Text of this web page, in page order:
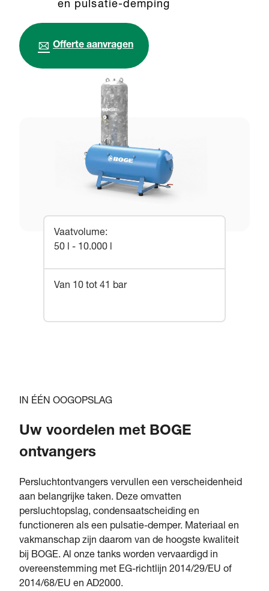
en pulsatie-demping
Offerte aanvragen
Vaatvolume:
50 l - 10.000 l
Van 10 tot 41 bar
IN ÉÉN OOGOPSLAG
Uw voordelen met BOGE
ontvangers
Persluchtontvangers vervullen een verscheidenheid
aan belangrijke taken. Deze omvatten
persluchtopslag, condensaatscheiding en
functioneren als een pulsatie-demper. Materiaal en
vakmanschap zijn daarom van de hoogste kwaliteit
bij BOGE. Al onze tanks worden vervaardigd in
overeenstemming met EG-richtlijn 2014/29/EU of
2014/68/EU en AD2000.